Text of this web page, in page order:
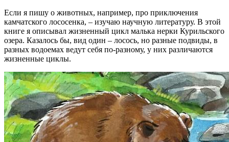
Если я пишу о животных, например, про приключения
камчатского лососенка, – изучаю научную литературу. В этой
книге я описывал жизненный цикл малька нерки Курильского
озера. Казалось бы, вид один – лосось, но разные подвиды, в
разных водоемах ведут себя по-разному, у них различаются
жизненные циклы.